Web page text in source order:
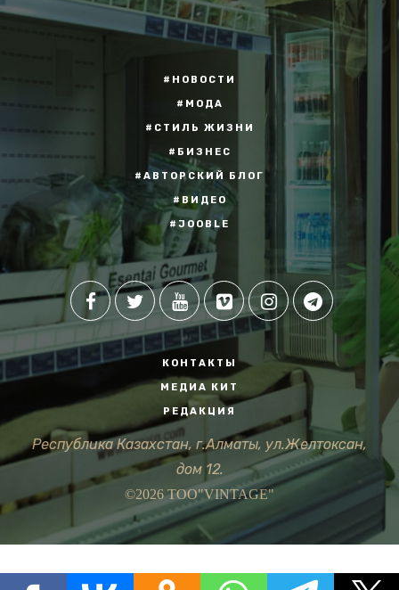
#НОВОСТИ
#МОДА
#СТИЛЬ ЖИЗНИ
#БИЗНЕС
#АВТОРСКИЙ БЛОГ
#ВИДЕО
#JOOBLE
КОНТАКТЫ
МЕДИА КИТ
РЕДАКЦИЯ
Республика Казахстан, г.Алматы, ул.Желтоксан,
дом 12.
©2026 ТОО"VINTAGE"